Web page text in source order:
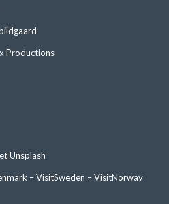
Productions
Unsplash
– VisitSweden – VisitNorway